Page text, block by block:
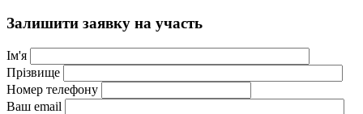
Залишити заявку на участь
Iм'я
Прiзвище
Номер телефону
Ваш email